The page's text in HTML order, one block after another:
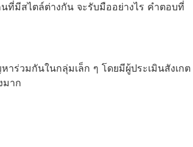
ที่มีสไตล์ต่างกัน จะรับมืออย่างไร คำตอบที่
ร่วมกันในกลุ่มเล็ก ๆ โดยมีผู้ประเมินสังเกต
มาก